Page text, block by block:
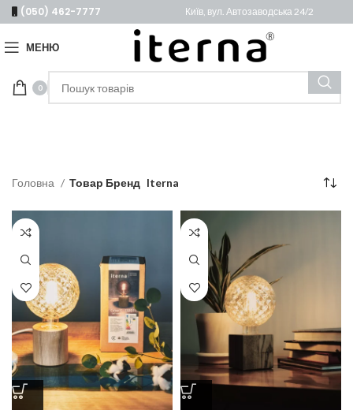
(050) 462-7777 Київ, вул. Автозаводська 24/2
МЕНЮ
0
Головна Товар Бренд Iterna